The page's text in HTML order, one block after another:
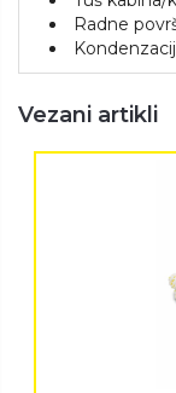
Radne
Vezani artikli